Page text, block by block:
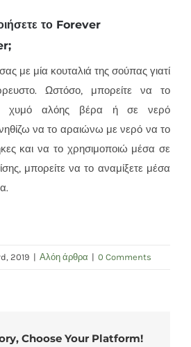
το Forever
με μία κουταλιά της σούπας γιατί
Ωστόσο, μπορείτε να το
χυμό αλόης βέρα ή σε νερό
να το αραιώνω με νερό να το
και να το χρησιμοποιώ μέσα σε
μπορείτε να το αναμίξετε μέσα
2019 | Αλόη άρθρα | 0 Comments
Choose Your Platform!